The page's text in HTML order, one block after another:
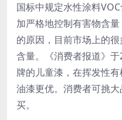
国标中规定水性涂料
加严格地控制有害物含
的原因，目前市场上的
含量。《消费者报道》
牌的儿童漆，在挥发性
油漆更优。消费者可挑
买。